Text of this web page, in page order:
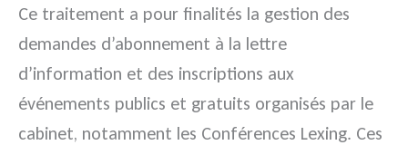
Ce traitement a pour finalités la gestion des
demandes d’abonnement à la lettre
d’information et des inscriptions aux
événements publics et gratuits organisés par le
cabinet, notamment les Conférences Lexing. Ces